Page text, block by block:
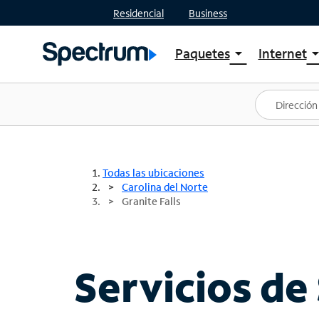
Residencial Business
Paquetesarrow_drop_down
Ver paquetes
Spectrum One
Mejores ofertas
Internetarrow_drop_down
Planes
Todas las ubicaciones
Carolina del Norte
Granite Falls
Servicios